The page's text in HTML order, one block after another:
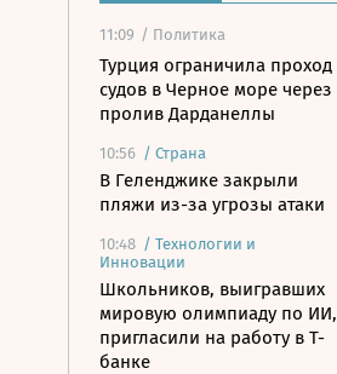
11:09 / Политика
Турция ограничила проход
судов в Черное море через
пролив Дарданеллы
10:56 / Страна
В Геленджике закрыли
пляжи из-за угрозы атаки
10:48 / Технологии и
Инновации
Школьников, выигравших
мировую олимпиаду по ИИ,
пригласили на работу в Т-
банке